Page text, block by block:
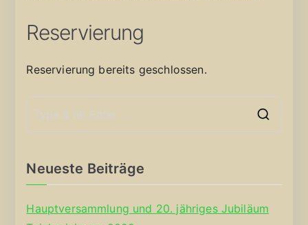
Reservierung
Reservierung bereits geschlossen.
Neueste Beiträge
Hauptversammlung und 20. jähriges Jubiläum